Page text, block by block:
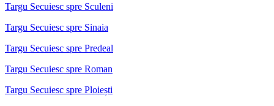
Targu Secuiesc spre Sculeni
Targu Secuiesc spre Sinaia
Targu Secuiesc spre Predeal
Targu Secuiesc spre Roman
Targu Secuiesc spre Ploiești